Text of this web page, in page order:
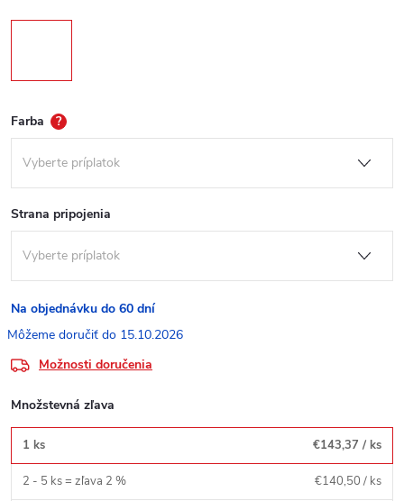
Farba ?
Strana pripojenia
Na objednávku do 60 dní
15.10.2026
Možnosti doručenia
Množstevná zľava
1 ks €143,37 / ks
2 - 5 ks = zľava 2 % €140,50 / ks